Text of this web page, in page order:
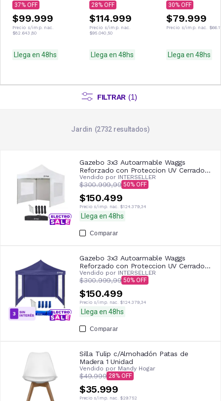
37
$99.999
Precio s/imp. nac.
$82.643,80
Llega en 48hs
28
$114.999
Precio s/imp. nac.
$95.040,50
Llega en 48hs
30
$79.999
Precio s/imp. nac.
Llega en 48hs
FILTRAR (1)
Jardin 2732 resultados
Gazebo 3x3 Autoarmable Waggs
Reforzado con Proteccion UV Cerrado
con Ventanas Blanco
Vendido por INTERSELLER
$300.999,99 50
$150.499
Precio s/imp. nac. $124.379,34
Llega en 48hs
Comparar
Gazebo 3x3 Autoarmable Waggs
Reforzado con Proteccion UV Cerrado
con Ventanas Azul
Vendido por INTERSELLER
$300.999,99 50
$150.499
Precio s/imp. nac. $124.379,34
Llega en 48hs
Comparar
Silla Tulip c/Almohadón Patas de
Madera 1 Unidad
Vendido por Mandy Hogar
$49.999 28
$35.999
Precio s/imp. nac. $29.752